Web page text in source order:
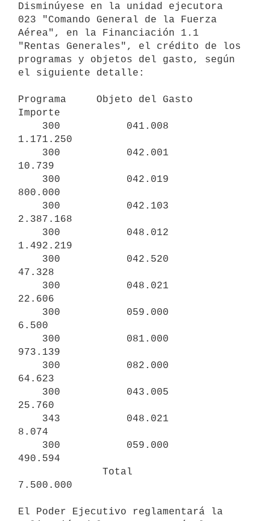
Disminúyese en la unidad ejecutora
023 "Comando General de la Fuerza
Aérea", en la Financiación 1.1
"Rentas Generales", el crédito de los
programas y objetos del gasto, según
el siguiente detalle:
Programa     Objeto del Gasto
Importe
1.171.250
10.739
800.000
2.387.168
1.492.219
47.328
22.606
6.500
973.139
64.623
25.760
8.074
490.594
7.500.000
El Poder Ejecutivo reglamentará la